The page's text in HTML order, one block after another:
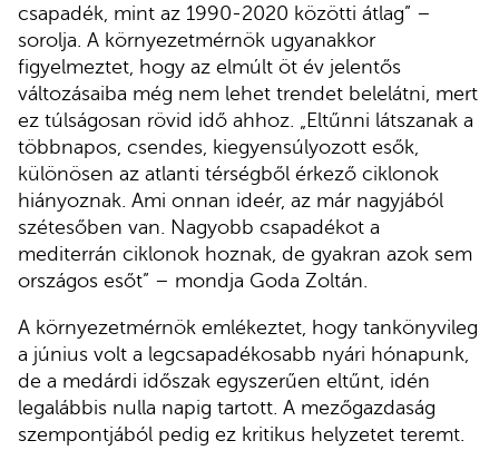
csapadék, mint az 1990-2020 közötti átlag” –
sorolja. A környezetmérnök ugyanakkor
figyelmeztet, hogy az elmúlt öt év jelentős
változásaiba még nem lehet trendet belelátni, mert
ez túlságosan rövid idő ahhoz. „Eltűnni látszanak a
többnapos, csendes, kiegyensúlyozott esők,
különösen az atlanti térségből érkező ciklonok
hiányoznak. Ami onnan ideér, az már nagyjából
szétesőben van. Nagyobb csapadékot a
mediterrán ciklonok hoznak, de gyakran azok sem
országos esőt” – mondja Goda Zoltán.
A környezetmérnök emlékeztet, hogy tankönyvileg
a június volt a legcsapadékosabb nyári hónapunk,
de a medárdi időszak egyszerűen eltűnt, idén
legalábbis nulla napig tartott. A mezőgazdaság
szempontjából pedig ez kritikus helyzetet teremt.